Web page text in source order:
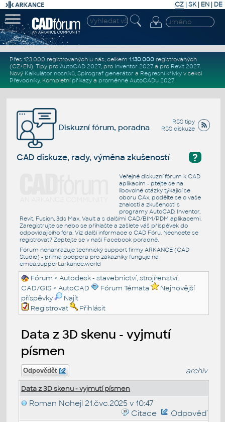
CZ | SK| EN | DE
Přes 123.000 registrovaných u nás, celkem 1.130.000registrovaných
(CZ+EN). Tipy pro AutoCAD 2027, pro Inventor 2027a pro Revit 2027.
Nový Kalkulátor nosníků, Spirograf generátor a Regresní křivkyv sekci
Převodníky. Kompletní příkazya proměnné AutoCADu 2027.
RSS tipy
RSS diskuze
Diskuzní fórum, poradna
?
CAD diskuze, rady, výměna zkušeností
Veřejné diskuzní fórum k CAD
aplikacím - ptejte se na
libovolné otázky týkající se
oboru CAx, podělte se o vaše
znalosti a zkušenosti s
programy AutoCAD, Inventor,
Revit, Fusion, 3ds Max, Vault a s dalšími CAD/BIM/PDM aplikacemi.
Zaregistrujte se nebo se přihlašte a zašlete váš příspěvek do
odpovídajícího fóra. Viz další informace o CAD Fóru. Nechcete se
registrovat? Zeptejte se v naší Facebook poradně.
Fórum nenahrazuje technický support firmy ARKANCE (CAD
Studio) - přímá podpora pro zákazníky funguje na
emea.support.arkance.world
Fórum >Autodesk - stavebnictví, strojírenství,
CAD/GIS >AutoCAD Fórum Témata
Nejnovější
příspěvky
Najít
Registrovat
Přihlásit
Data z 3D skenu - vyjmutí
písmen
Odpovědět archiv
Data z 3D skenu - vyjmutí písmen
Roman Nohejl 21.čvc.2025 v 10:47
Citace
Odpověď